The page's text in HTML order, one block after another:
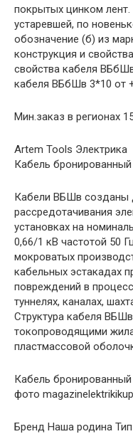
покрытых цинком
устаревшей, по
обозначение (б) из
конструкция и
свойства кабеля
кабеля ВБбШв 3*10 от
Мин.заказ в регионах
Artem Tools Электрика
Кабель бронированный
Кабели ВБШв созданы
рассредотачивания
установках на
0,66/1 кВ частотой 50
мокроватых
кабельных эстакадах
повреждений в
туннелях, каналах,
Структура кабеля
токопроводящими
пластмассовой
Кабель
фото
Бренд Наша родина